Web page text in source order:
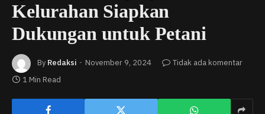
Kelurahan Siapkan
Dukungan untuk Petani
By Redaksi November 9, 2024
Tidak ada komentar
1 Min Read